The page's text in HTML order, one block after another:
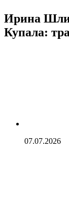
Ирина
Купала:
07.07.2026